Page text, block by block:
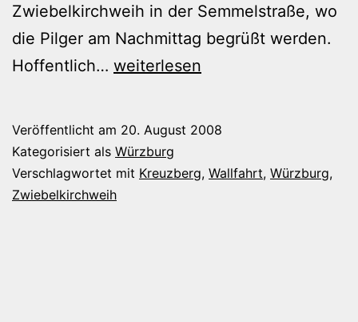
Zwiebelkirchweih in der Semmelstraße, wo
die Pilger am Nachmittag begrüßt werden.
Hoffentlich… Kreuzbergwallfahrer
weiterlesen
Veröffentlicht am 20. August 2008
Kategorisiert als Würzburg
Verschlagwortet mit Kreuzberg, Wallfahrt, Würzburg,
Zwiebelkirchweih